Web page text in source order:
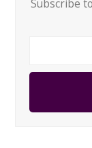
Subscribe